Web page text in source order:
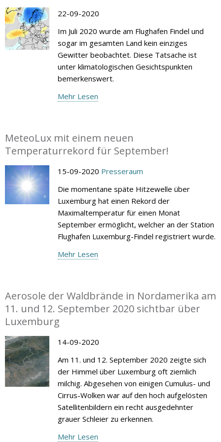
22-09-2020
Im Juli 2020 wurde am Flughafen Findel und
sogar im gesamten Land kein einziges
Gewitter beobachtet. Diese Tatsache ist
unter klimatologischen Gesichtspunkten
bemerkenswert.
Mehr Lesen
MeteoLux mit einem neuen
Temperaturrekord für September!
15-09-2020 Presseraum
Die momentane späte Hitzewelle über
Luxemburg hat einen Rekord der
Maximaltemperatur für einen Monat
September ermöglicht, welcher an der Station
Flughafen Luxemburg-Findel registriert wurde.
Mehr Lesen
Aerosole der Waldbrände in Nordamerika am
11. und 12. September 2020 sichtbar über
Luxemburg
14-09-2020
Am 11. und 12. September 2020 zeigte sich
der Himmel über Luxemburg oft ziemlich
milchig. Abgesehen von einigen Cumulus- und
Cirrus-Wolken war auf den hoch aufgelösten
Satellitenbildern ein recht ausgedehnter
grauer Schleier zu erkennen.
Mehr Lesen